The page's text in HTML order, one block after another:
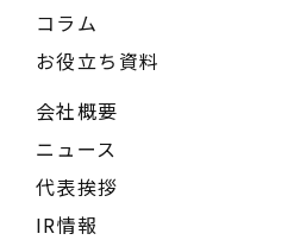
コラム
お役立ち資料
会社概要
ニュース
代表挨拶
IR情報